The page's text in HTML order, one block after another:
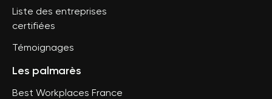
Liste des entreprises
certifiées
Témoignages
Les palmarès
Best Workplaces France